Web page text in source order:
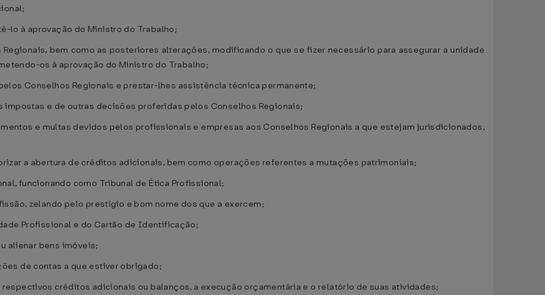
lo à aprovação do Ministro do Trabalho;
bem como as posteriores alterações, modificando o que se fizer necessário para assegurar a unidade
os à aprovação do Ministro do Trabalho;
Conselhos Regionais e prestar-lhes assistência técnica permanente;
e de outras decisões proferidas pelos Conselhos Regionais;
e multas devidos pelos profissionais e empresas aos Conselhos Regionais a que estejam jurisdicionados,
a abertura de créditos adicionais, bem como operações referentes a mutações patrimoniais;
funcionando como Tribunal de Ética Profissional;
zelando pelo prestígio e bom nome dos que a exercem;
Profissional e do Cartão de Identificação;
alienar bens imóveis;
de contas a que estiver obrigado;
créditos adicionais ou balanços, a execução orçamentária e o relatório de suas atividades;